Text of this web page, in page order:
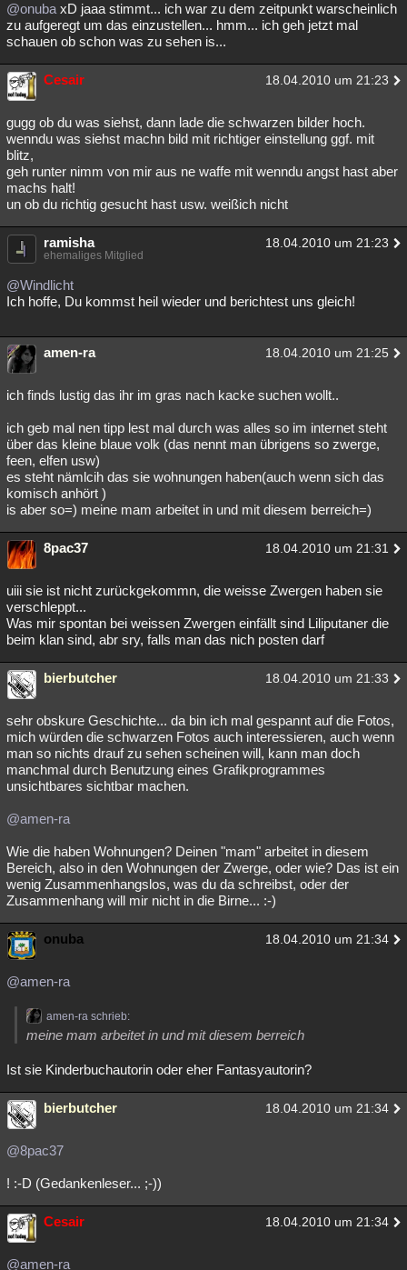
@onuba xD jaaa stimmt... ich war zu dem zeitpunkt warscheinlich
zu aufgeregt um das einzustellen... hmm... ich geh jetzt mal
schauen ob schon was zu sehen is...
Cesair 18.04.2010 um 21:23
gugg ob du was siehst, dann lade die schwarzen bilder hoch.
wenndu was siehst machn bild mit richtiger einstellung ggf. mit
blitz,
geh runter nimm von mir aus ne waffe mit wenndu angst hast aber
machs halt!
un ob du richtig gesucht hast usw. weißich nicht
ramisha 18.04.2010 um 21:23
ehemaliges Mitglied
@Windlicht
Ich hoffe, Du kommst heil wieder und berichtest uns gleich!
amen-ra 18.04.2010 um 21:25
ich finds lustig das ihr im gras nach kacke suchen wollt..
ich geb mal nen tipp lest mal durch was alles so im internet steht
über das kleine blaue volk (das nennt man übrigens so zwerge,
feen, elfen usw)
es steht nämlcih das sie wohnungen haben(auch wenn sich das
komisch anhört )
is aber so=) meine mam arbeitet in und mit diesem berreich=)
8pac37 18.04.2010 um 21:31
uiii sie ist nicht zurückgekommn, die weisse Zwergen haben sie
verschleppt...
Was mir spontan bei weissen Zwergen einfällt sind Liliputaner die
beim klan sind, abr sry, falls man das nich posten darf
bierbutcher 18.04.2010 um 21:33
sehr obskure Geschichte... da bin ich mal gespannt auf die Fotos,
mich würden die schwarzen Fotos auch interessieren, auch wenn
man so nichts drauf zu sehen scheinen will, kann man doch
manchmal durch Benutzung eines Grafikprogrammes
unsichtbares sichtbar machen.
@amen-ra
Wie die haben Wohnungen? Deinen "mam" arbeitet in diesem
Bereich, also in den Wohnungen der Zwerge, oder wie? Das ist ein
wenig Zusammenhangslos, was du da schreibst, oder der
Zusammenhang will mir nicht in die Birne... :-)
onuba 18.04.2010 um 21:34
@amen-ra
amen-ra schrieb:
meine mam arbeitet in und mit diesem berreich
Ist sie Kinderbuchautorin oder eher Fantasyautorin?
bierbutcher 18.04.2010 um 21:34
@8pac37
! :-D (Gedankenleser... ;-))
Cesair 18.04.2010 um 21:34
@amen-ra